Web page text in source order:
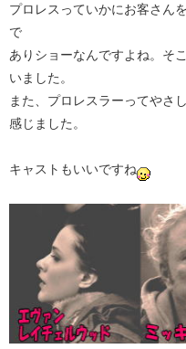
プロレスっていかにお客さん
で
ありショーなんですよね。そ
いました。
また、プロレスラーってやさ
感じました。
キャストもいいですね